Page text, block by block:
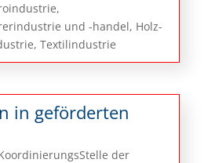
und -handel, Holz-
Textilindustrie
in geförderten
der